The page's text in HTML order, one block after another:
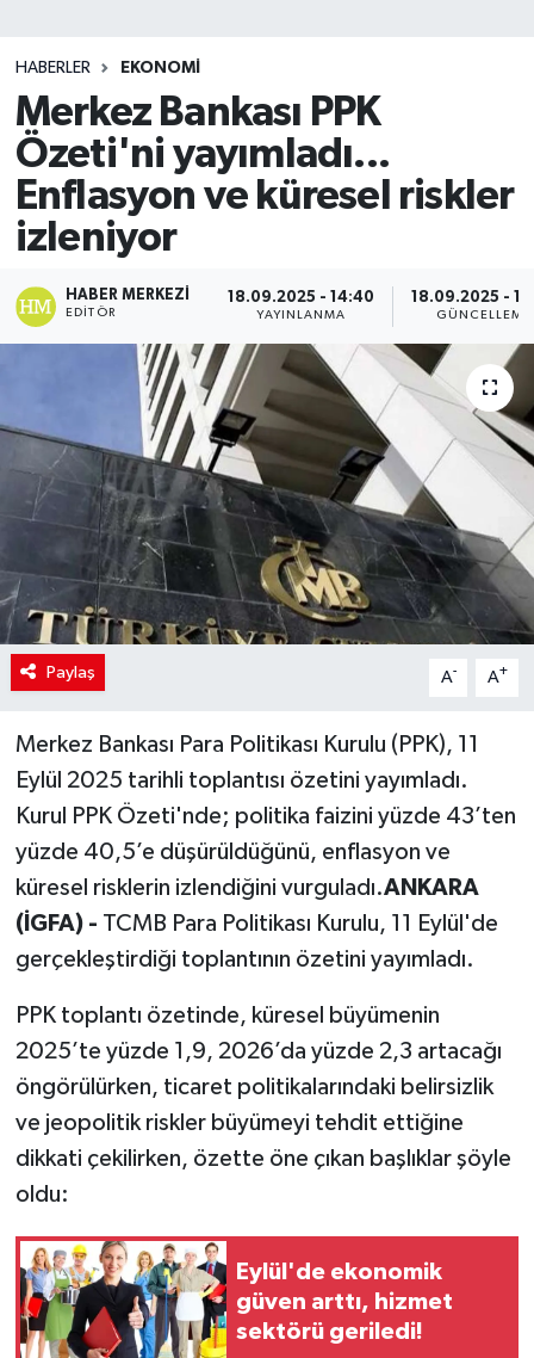
HABERLER EKONOMİ
Merkez Bankası PPK
Özeti'ni yayımladı...
Enflasyon ve küresel riskler
izleniyor
HABER MERKEZI
EDITÖR
18.09.2025 - 14:40
YAYINLANMA
18.09.2025 -
GÜNCELLEME
Paylaş A- A+
Merkez Bankası Para Politikası Kurulu (PPK), 11
Eylül 2025 tarihli toplantısı özetini yayımladı.
Kurul PPK Özeti'nde; politika faizini yüzde 43’ten
yüzde 40,5’e düşürüldüğünü, enflasyon ve
küresel risklerin izlendiğini vurguladı.ANKARA
(İGFA) - TCMB Para Politikası Kurulu, 11 Eylül'de
gerçekleştirdiği toplantının özetini yayımladı.
PPK toplantı özetinde, küresel büyümenin
2025’te yüzde 1,9, 2026’da yüzde 2,3 artacağı
öngörülürken, ticaret politikalarındaki belirsizlik
ve jeopolitik riskler büyümeyi tehdit ettiğine
dikkati çekilirken, özette öne çıkan başlıklar şöyle
oldu:
Eylül'de ekonomik
güven arttı, hizmet
sektörü geriledi!
Teknoloji
TRABZON
TRABZONSPOR
Yaşam